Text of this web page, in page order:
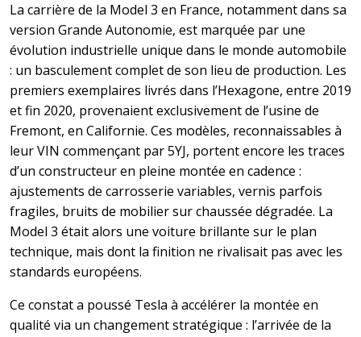
La carrière de la Model 3 en France, notamment dans sa
version Grande Autonomie, est marquée par une
évolution industrielle unique dans le monde automobile
: un basculement complet de son lieu de production. Les
premiers exemplaires livrés dans l’Hexagone, entre 2019
et fin 2020, provenaient exclusivement de l’usine de
Fremont, en Californie. Ces modèles, reconnaissables à
leur VIN commençant par 5YJ, portent encore les traces
d’un constructeur en pleine montée en cadence :
ajustements de carrosserie variables, vernis parfois
fragiles, bruits de mobilier sur chaussée dégradée. La
Model 3 était alors une voiture brillante sur le plan
technique, mais dont la finition ne rivalisait pas avec les
standards européens.
Ce constat a poussé Tesla à accélérer la montée en
qualité via un changement stratégique : l’arrivée de la